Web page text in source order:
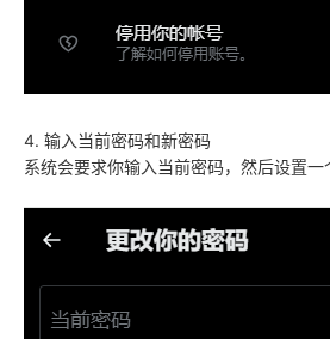
4. 输入当前密码和新密码
系统会要求你输入当前密码，然后设置